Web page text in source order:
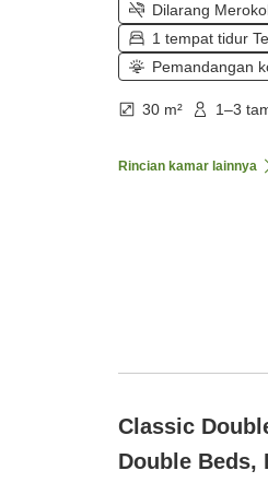
Dilarang
1 tempat tidur
Pemandangan
30 m² 1–3
Rincian kamar lainnya
Classic
Double Beds,